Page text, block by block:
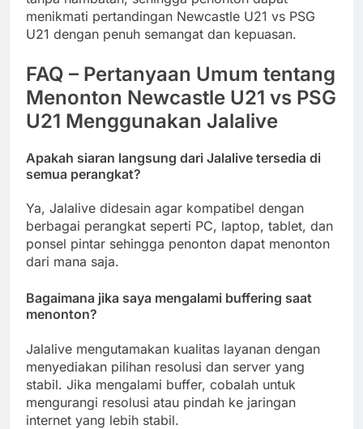
menikmati pertandingan Newcastle U21 vs PSG
U21 dengan penuh semangat dan kepuasan.
FAQ – Pertanyaan Umum tentang
Menonton Newcastle U21 vs PSG
U21 Menggunakan Jalalive
Apakah siaran langsung dari Jalalive tersedia di
semua perangkat?
Ya, Jalalive didesain agar kompatibel dengan
berbagai perangkat seperti PC, laptop, tablet, dan
ponsel pintar sehingga penonton dapat menonton
dari mana saja.
Bagaimana jika saya mengalami buffering saat
menonton?
Jalalive mengutamakan kualitas layanan dengan
menyediakan pilihan resolusi dan server yang
stabil. Jika mengalami buffer, cobalah untuk
mengurangi resolusi atau pindah ke jaringan
internet yang lebih stabil.